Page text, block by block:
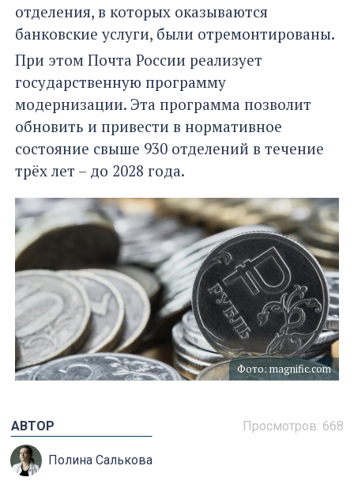
отделения, в которых оказываются
банковские услуги, были отремонтированы.
При этом Почта России реализует
государственную программу
модернизации. Эта программа позволит
обновить и привести в нормативное
состояние свыше 930 отделений в течение
трёх лет – до 2028 года.
Фото: magnific.com
Просмотров: 668
АВТОР
Полина Салькова